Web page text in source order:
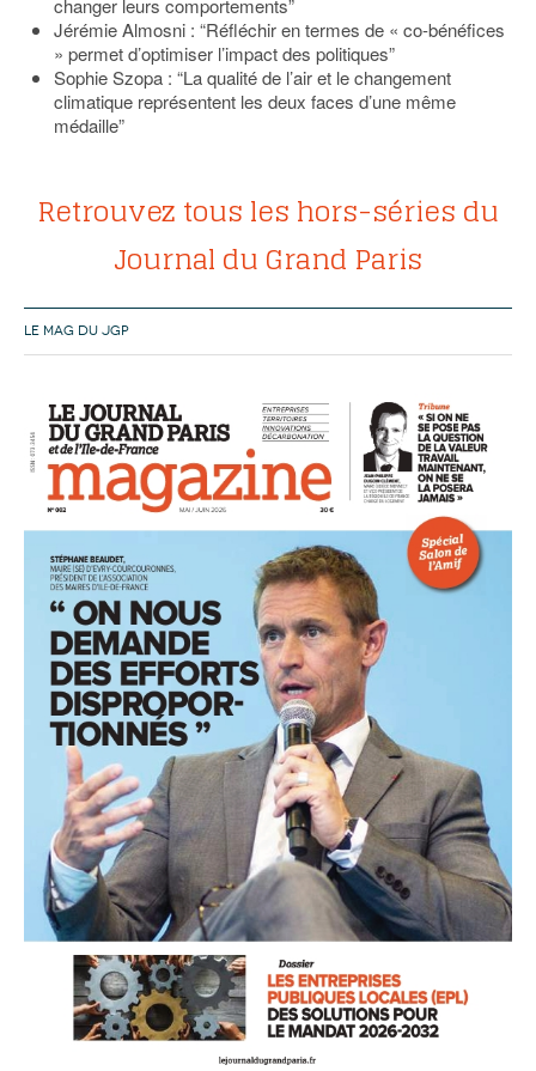
changer leurs comportements”
Jérémie Almosni : “Réfléchir en termes de « co-bénéfices
» permet d’optimiser l’impact des politiques”
Sophie Szopa : “La qualité de l’air et le changement
climatique représentent les deux faces d’une même
médaille”
Retrouvez tous les hors-séries du
Journal du Grand Paris
LE MAG DU JGP